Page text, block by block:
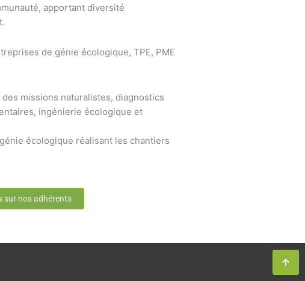
apportant diversité
de génie écologique, TPE, PME
missions naturalistes, diagnostics
ingénierie écologique et
écologique réalisant les chantiers
sur nos adhérents